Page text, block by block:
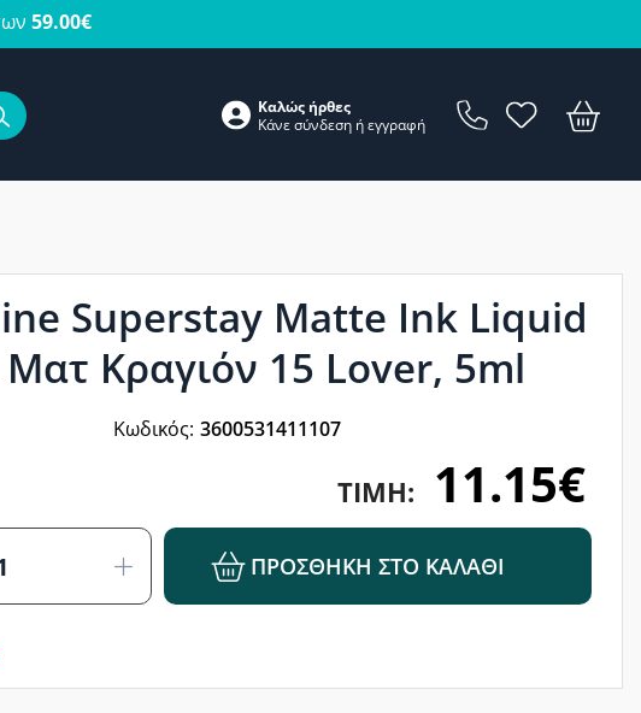
59.00€
Καλώς ήρθες
Κάνεσύνδεση ήεγγραφή
Superstay Matte Ink Liquid
Κραγιόν 15 Lover, 5ml
Κωδικός: 3600531411107
ΤΙΜΉ: 11.15€
ΠΡΟΣΘΉΚΗ ΣΤΟ ΚΑΛΆΘΙ